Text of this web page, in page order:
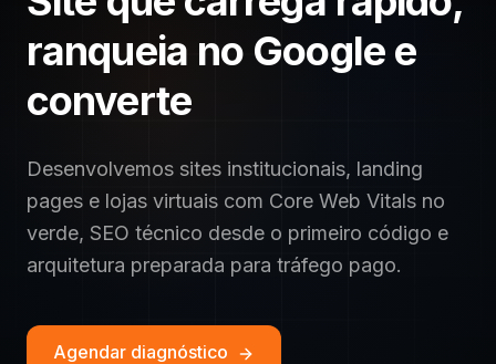
ranqueia no Google e
converte
Desenvolvemos sites institucionais, landing
pages e lojas virtuais com Core Web Vitals no
verde, SEO técnico desde o primeiro código e
arquitetura preparada para tráfego pago.
Agendar diagnóstico